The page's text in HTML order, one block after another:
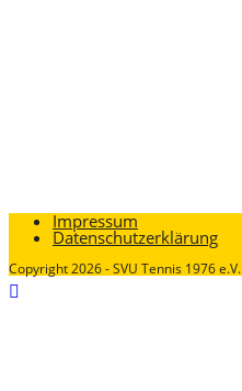
Impressum
Datenschutzerklärung
Copyright 2026 - SVU Tennis 1976 e.V.